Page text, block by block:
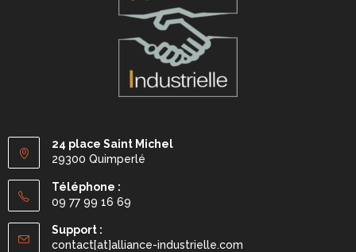
24 place Saint Michel
29300 Quimperlé
Téléphone :
09 77 99 16 69
Support :
contact[at]alliance-industrielle.com